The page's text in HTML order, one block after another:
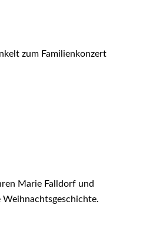
zum Familienkonzert
Marie Falldorf und
Weihnachtsgeschichte.